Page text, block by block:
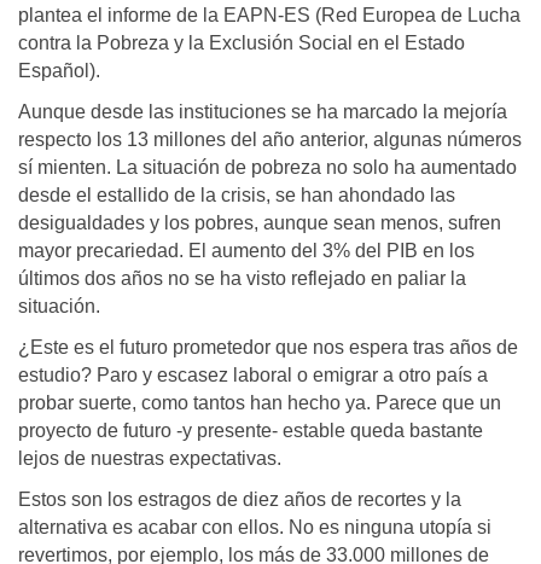
plantea el informe de la EAPN-ES (Red Europea de Lucha
contra la Pobreza y la Exclusión Social en el Estado
Español).
Aunque desde las instituciones se ha marcado la mejoría
respecto los 13 millones del año anterior, algunas números
sí mienten. La situación de pobreza no solo ha aumentado
desde el estallido de la crisis, se han ahondado las
desigualdades y los pobres, aunque sean menos, sufren
mayor precariedad. El aumento del 3% del PIB en los
últimos dos años no se ha visto reflejado en paliar la
situación.
¿Este es el futuro prometedor que nos espera tras años de
estudio? Paro y escasez laboral o emigrar a otro país a
probar suerte, como tantos han hecho ya. Parece que un
proyecto de futuro -y presente- estable queda bastante
lejos de nuestras expectativas.
Estos son los estragos de diez años de recortes y la
alternativa es acabar con ellos. No es ninguna utopía si
revertimos, por ejemplo, los más de 33.000 millones de